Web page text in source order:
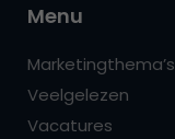
Menu
Marketingthema’s
Veelgelezen
Vacatures